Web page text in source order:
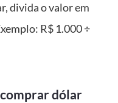
divida o valor em
R$ 1.000 ÷
dólar